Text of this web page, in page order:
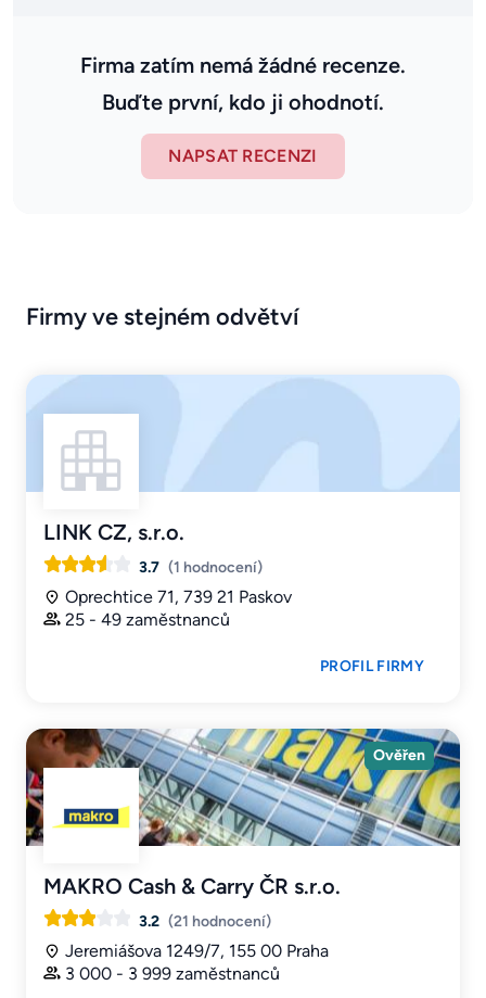
Firma zatím nemá žádné recenze.
Buďte první, kdo ji ohodnotí.
NAPSAT RECENZI
Firmy ve stejném odvětví
LINK CZ, s.r.o.
3.7 (1 hodnocení)
Oprechtice 71, 739 21 Paskov
25 - 49 zaměstnanců
PROFIL FIRMY
Ověřen
MAKRO Cash & Carry ČR s.r.o.
3.2 (21 hodnocení)
Jeremiášova 1249/7, 155 00 Praha
3 000 - 3 999 zaměstnanců